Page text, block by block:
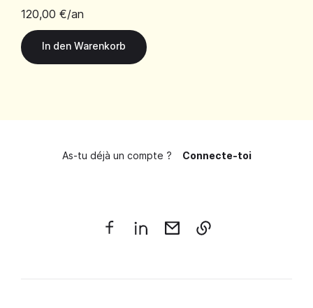
120,00 €/an
As-tu déjà un compte ? Connecte-toi